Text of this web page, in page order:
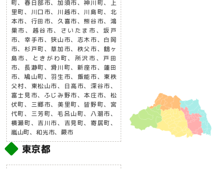
町、春日部市、加須市、神川町、上
里町、川口市、川越市、川島町、北
本市、行田市、久喜市、熊谷市、鴻
巣市、越谷市、さいたま市、坂戸
市、幸手市、狭山市、志木市、白岡
市、杉戸町、草加市、秩父市、鶴ヶ
島市、ときがわ町、所沢市、戸田
市、長瀞町、滑川町、新座市、蓮田
市、鳩山町、羽生市、飯能市、東秩
父村、東松山市、日高市、深谷市、
富士見市、ふじみ野市、本庄市、松
伏町、三郷市、美里町、皆野町、宮
代町、三芳町、毛呂山町、八潮市、
横瀬町、吉川市、吉見町、寄居町、
嵐山町、和光市、蕨市
東京都